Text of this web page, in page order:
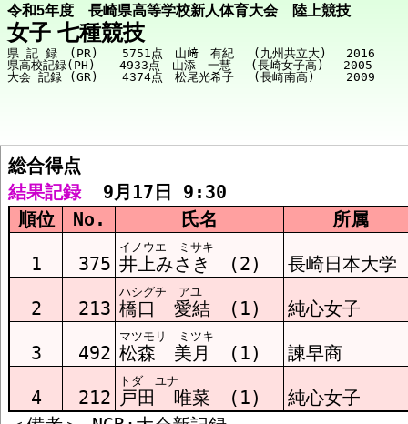
令和5年度 長崎県高等学校新人体育大会 陸上競技
女子 七種競技
県 記 録　(PR)　　5751点　山﨑　有紀　 (九州共立大)　 2016
県高校記録(PH)　　4933点　山添　一慧　 (長崎女子高)　 2005
競技メニューへ
総合得点 結果
100mH1組 結果
走高跳1組 結果
総合得点
結果記録
  9月17日 9:30
順位
No. 氏名 所属
1 375
イノウエ ミサキ
井上みさき (2) 長崎日本大学
2 213
ハシグチ アユ
橋口 愛結 (1) 純心女子
3 492
マツモリ ミツキ
松森 美月 (1) 諫早商
4 212
トダ ユナ
戸田 唯菜 (1)
純心女子